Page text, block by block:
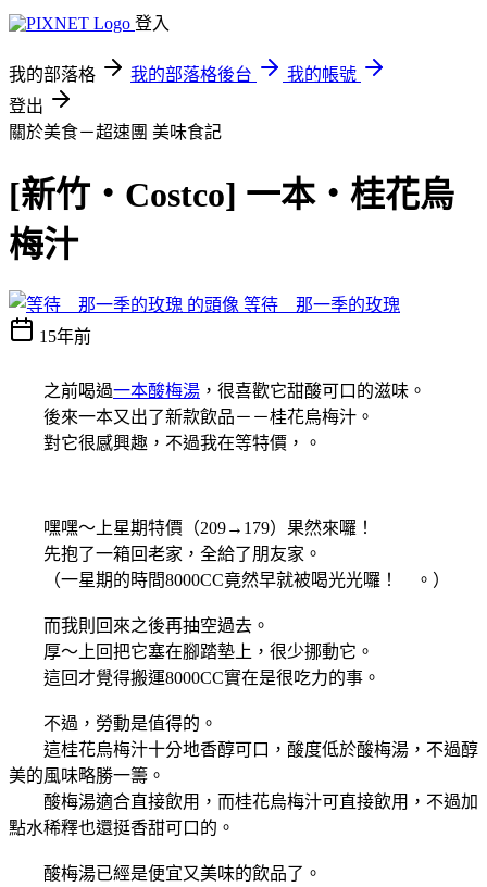
登入
我的部落格 我的部落格後台
我的帳號
登出
關於美食－超速團 美味食記
[新竹‧Costco] 一本‧桂花烏
梅汁
等待 那一季的玫瑰
15年前
之前喝過一本酸梅湯 ，很喜歡它甜酸可口的滋味。
後來一本又出了新款飲品－－桂花烏梅汁。
對它很感興趣，不過我在等特價，
。
嘿嘿～上星期特價（209→179）果然來囉！
先抱了一箱回老家，全給了朋友家。
（一星期的時間8000CC竟然早就被喝光光囉！
。）
而我則回來之後再抽空過去。
厚～上回把它塞在腳踏墊上，很少挪動它。
這回才覺得搬運8000CC實在是很吃力的事。
不過，勞動是值得的。
這桂花烏梅汁十分地香醇可口，酸度低於酸梅湯，不過醇
美的風味略勝一籌。
酸梅湯適合直接飲用，而桂花烏梅汁可直接飲用，不過加
點水稀釋也還挺香甜可口的。
酸梅湯已經是便宜又美味的飲品了。